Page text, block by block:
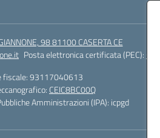
98 81100 CASERTA CE
Posta elettronica certificata (PEC):
fiscale: 93117040613
CEIC8BC00Q
Amministrazioni (IPA): icpgd